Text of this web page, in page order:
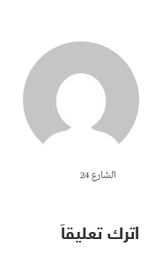
الشارع 24
اترك تعليقاً